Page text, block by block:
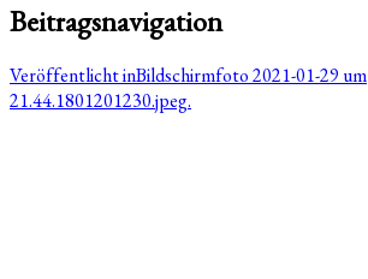
Beitragsnavigation
Veröffentlicht inBildschirmfoto 2021-01-29 um
21.44.1801201230.jpeg.